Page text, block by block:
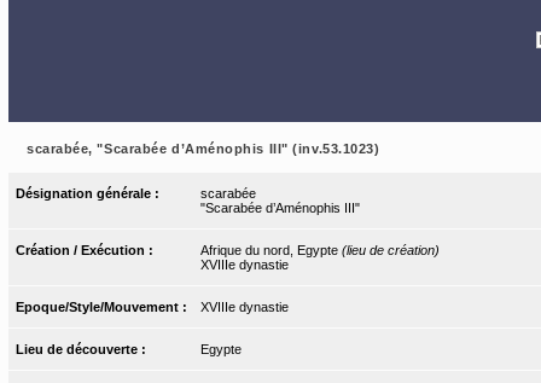
scarabée, "Scarabée d’Aménophis III" (inv.53.1023)
Désignation générale :
scarabée
"Scarabée d’Aménophis III"
Création / Exécution : Afrique du nord, Egypte (lieu de création)
XVIIIe dynastie
Epoque/Style/Mouvement : XVIIIe dynastie
Lieu de découverte : Egypte